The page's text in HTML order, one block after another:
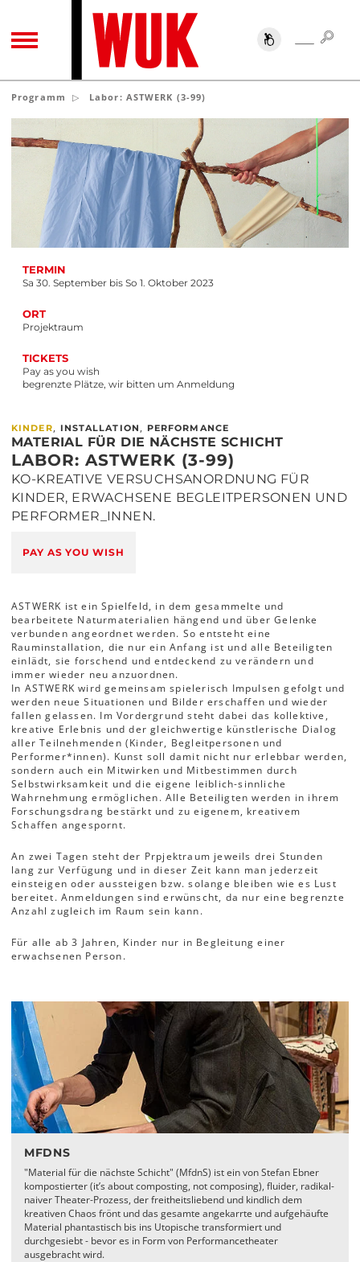
TOGGLE NAVIGATION SUCHE
Programm Labor: ASTWERK (3-99)
TERMIN
Sa 30. September bis So 1. Oktober 2023
ORT
Projektraum
TICKETS
Pay as you wish
begrenzte Plätze, wir bitten um Anmeldung
KINDER, INSTALLATION , PERFORMANCE
MATERIAL FÜR DIE NÄCHSTE SCHICHT
LABOR: ASTWERK (3-99)
KO-KREATIVE VERSUCHSANORDNUNG FÜR
KINDER, ERWACHSENE BEGLEITPERSONEN UND
PERFORMER_INNEN.
PAY AS YOU WISH
ASTWERK ist ein Spielfeld, in dem gesammelte und
bearbeitete Naturmaterialien hängend und über Gelenke
verbunden angeordnet werden. So entsteht eine
Rauminstallation, die nur ein Anfang ist und alle Beteiligten
einlädt, sie forschend und entdeckend zu verändern und
immer wieder neu anzuordnen.
In ASTWERK wird gemeinsam spielerisch Impulsen gefolgt und
werden neue Situationen und Bilder erschaffen und wieder
fallen gelassen. Im Vordergrund steht dabei das kollektive,
kreative Erlebnis und der gleichwertige künstlerische Dialog
aller Teilnehmenden (Kinder, Begleitpersonen und
Performer*innen). Kunst soll damit nicht nur erlebbar werden,
sondern auch ein Mitwirken und Mitbestimmen durch
Selbstwirksamkeit und die eigene leiblich-sinnliche
Wahrnehmung ermöglichen. Alle Beteiligten werden in ihrem
Forschungsdrang bestärkt und zu eigenem, kreativem
Schaffen angespornt.
An zwei Tagen steht der Prpjektraum jeweils drei Stunden
lang zur Verfügung und in dieser Zeit kann man jederzeit
einsteigen oder aussteigen bzw. solange bleiben wie es Lust
bereitet. Anmeldungen sind erwünscht, da nur eine begrenzte
Anzahl zugleich im Raum sein kann.
Für alle ab 3 Jahren, Kinder nur in Begleitung einer
erwachsenen Person.
MFDNS
"Material für die nächste Schicht" (MfdnS) ist ein von Stefan Ebner
kompostierter (it’s about composting, not composing), fluider, radikal-
naiver Theater-Prozess, der freitheitsliebend und kindlich dem
kreativen Chaos frönt und das gesamte angekarrte und aufgehäufte
Material phantastisch bis ins Utopische transformiert und
durchgesiebt - bevor es in Form von Performancetheater
ausgebracht wird.